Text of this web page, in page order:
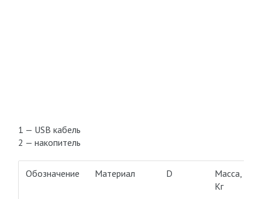
1 — USB кабель
2 — накопитель
Обозначение Материал D
Macca,
Kг